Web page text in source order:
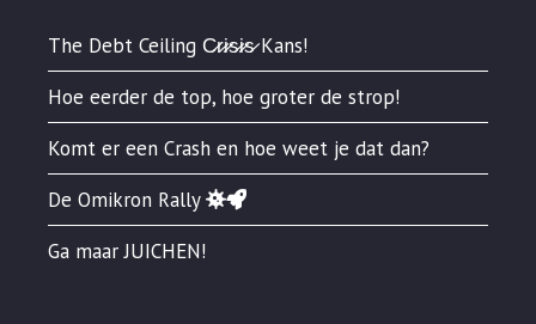
The Debt Ceiling C̷r̷i̷s̷i̷s̷ Kans!
Hoe eerder de top, hoe groter de strop!
Komt er een Crash en hoe weet je dat dan?
De Omikron Rally
Ga maar JUICHEN!